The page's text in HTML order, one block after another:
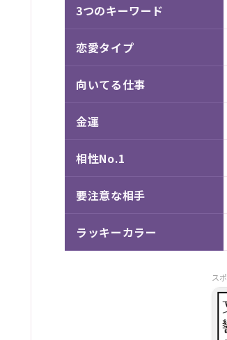
3つのキーワード
恋愛タイプ
向いてる仕事
金運
相性No.1
要注意な相手
ラッキーカラー
ス